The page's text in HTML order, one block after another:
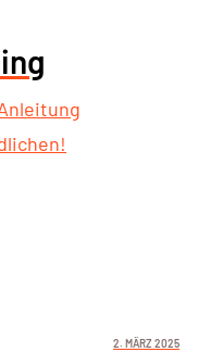
2. MÄRZ 2025